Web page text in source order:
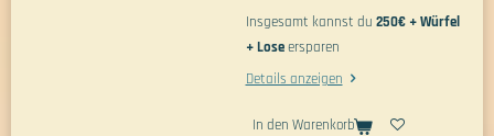
Insgesamt kannst du 250€ + Würfel
+ Loseersparen
Details anzeigen
In den Warenkorb